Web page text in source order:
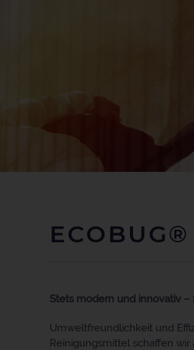
Stets modern und innovativ
Umweltfreundlichkeit und
Reinigungsmittel schaffen